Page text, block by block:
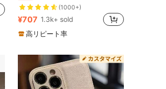
(1000+)
¥707 1.3k+ sold
高リピート率